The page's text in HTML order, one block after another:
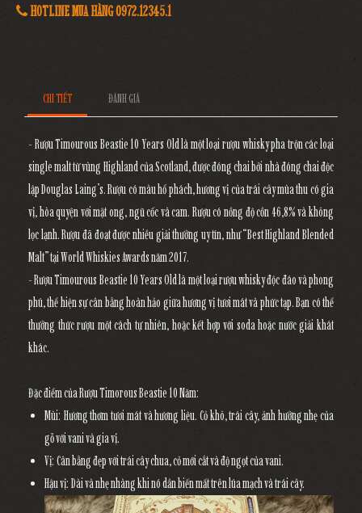
HOTLINE MUA HÀNG 0972.12345.1
CHI TIẾT ĐÁNH GIÁ
- Rượu Timourous Beastie 10 Years Old là một loại rượu whisky pha trộn các loại
single malt từ vùng Highland của Scotland, được đóng chai bởi nhà đóng chai độc
lập Douglas Laing’s. Rượu có màu hổ phách, hương vị của trái cây mùa thu có gia
vị, hòa quyện với mật ong, ngũ cốc và cam. Rượu có nồng độ cồn 46,8% và không
lọc lạnh. Rượu đã đoạt được nhiều giải thưởng uy tín, như “Best Highland Blended
Malt” tại World Whiskies Awards năm 2017.
- Rượu Timourous Beastie 10 Years Old là một loại rượu whisky độc đáo và phong
phú, thể hiện sự cân bằng hoàn hảo giữa hương vị tươi mát và phức tạp. Bạn có thể
thưởng thức rượu một cách tự nhiên, hoặc kết hợp với soda hoặc nước giải khát
khác.
Đặc điểm của Rượu Timorous Beastie 10 Năm:
Mùi: Hương thơm tươi mát và hương liệu. Cỏ khô, trái cây, ảnh hưởng nhẹ của
gỗ với vani và gia vị.
Vị: Cân bằng đẹp với trái cây chua, cỏ mới cắt và độ ngọt của vani.
Hậu vị: Dài và nhẹ nhàng khi nó dần biến mất trên lúa mạch và trái cây.